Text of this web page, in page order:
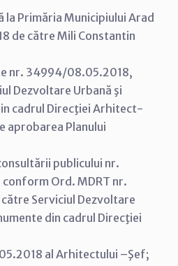
Primăria Municipiului Arad
de către Mili Constantin
nr. 34994/08.05.2018,
Dezvoltare Urbană şi
cadrul Direcţiei Arhitect-
aprobarea Planului
publicului nr.
Ord. MDRT nr.
Serviciul Dezvoltare
din cadrul Direcţiei
al Arhitectului –Şef;